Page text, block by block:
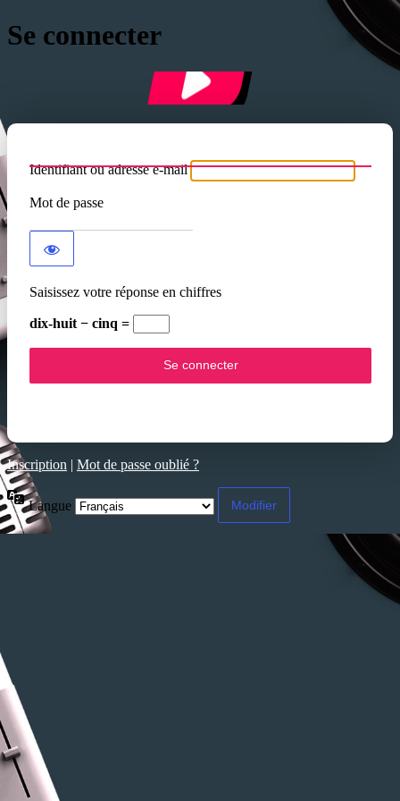
Se connecter
Identifiant ou adresse e-mail
Mot de passe
Saisissez votre réponse en chiffres
dix-huit − cinq =
Inscription | Mot de passe oublié ?
Langue